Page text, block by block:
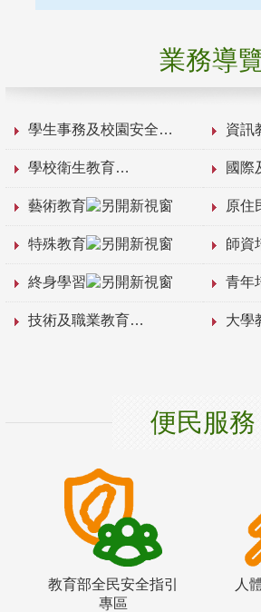
業務導
學生事務及校園安全 資訊
學校衛生教育 國際
藝術教育 原住
特殊教育 師資
終身學習 青年
技術及職業教育 大學
便民服務
教育部全民安全指引
專區
人